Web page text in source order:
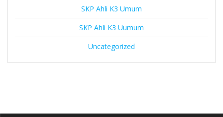
SKP Ahli K3 Umum
SKP Ahli K3 Uumum
Uncategorized